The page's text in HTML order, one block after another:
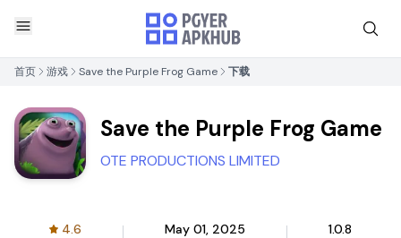
首页 游戏 Save the Purple Frog Game 下载
Save the Purple Frog Game
OTE PRODUCTIONS LIMITED
4.6 May 01, 2025 1.0.8